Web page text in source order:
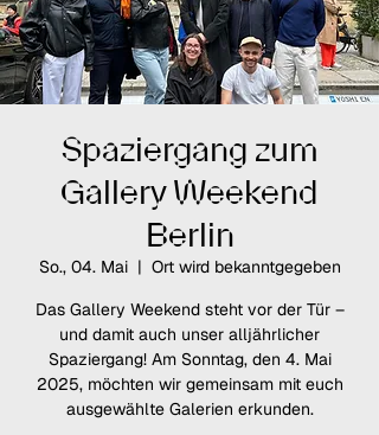
Spaziergang zum
Gallery Weekend
Berlin
So., 04. Mai
  |
Ort wird bekanntgegeben
Das Gallery Weekend steht vor der Tür –
und damit auch unser alljährlicher
Spaziergang! Am Sonntag, den 4. Mai
2025, möchten wir gemeinsam mit euch
ausgewählte Galerien erkunden.